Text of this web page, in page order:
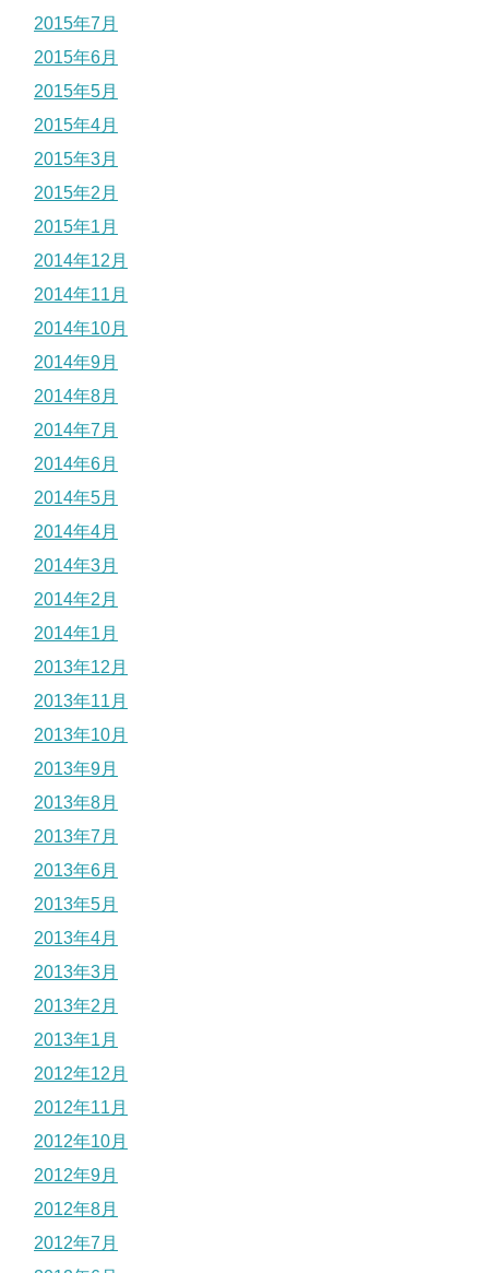
2015年7月
2015年6月
2015年5月
2015年4月
2015年3月
2015年2月
2015年1月
2014年12月
2014年11月
2014年10月
2014年9月
2014年8月
2014年7月
2014年6月
2014年5月
2014年4月
2014年3月
2014年2月
2014年1月
2013年12月
2013年11月
2013年10月
2013年9月
2013年8月
2013年7月
2013年6月
2013年5月
2013年4月
2013年3月
2013年2月
2013年1月
2012年12月
2012年11月
2012年10月
2012年9月
2012年8月
2012年7月